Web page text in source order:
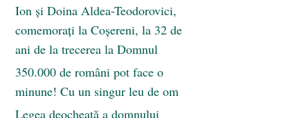
Ion și Doina Aldea-Teodorovici,
comemorați la Coșereni, la 32 de
ani de la trecerea la Domnul
350.000 de români pot face o
minune! Cu un singur leu de om
Legea deocheată a domnului